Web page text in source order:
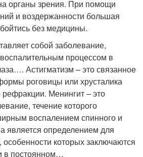
органы зрения. При помощи
и воздержанности большая
без медицины.
собой заболевание,
процессом в
Астигматизм – это связанное
роговицы или хрусталика
Менингит – это
течение которого
воспалением спинного и
является определением для
которых заключаются
в постоянном…